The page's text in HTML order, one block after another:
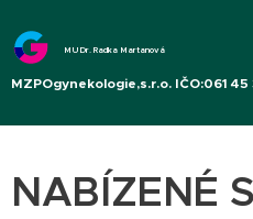
MUDr. Radka Martanová
MZPOgynekologie,s.r.o. IČO:061 45
NABÍZENÉ